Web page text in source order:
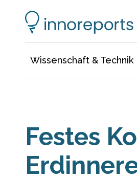
Wissenschaft & Technik
Festes